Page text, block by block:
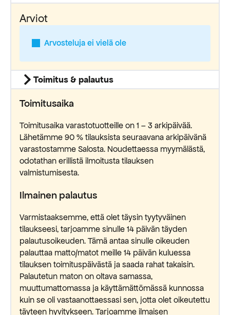
Arviot
Arvosteluja ei vielä ole
Toimitus & palautus
Toimitusaika
Toimitusaika varastotuotteille on 1 – 3 arkipäivää.
Lähetämme 90 % tilauksista seuraavana arkipäivänä
varastostamme Salosta. Noudettaessa myymälästä,
odotathan erillistä ilmoitusta tilauksen
valmistumisesta.
Ilmainen palautus
Varmistaaksemme, että olet täysin tyytyväinen
tilaukseesi, tarjoamme sinulle 14 päivän täyden
palautusoikeuden. Tämä antaa sinulle oikeuden
palauttaa matto/matot meille 14 päivän kuluessa
tilauksen toimituspäivästä ja saada rahat takaisin.
Palautetun maton on oltava samassa,
muuttumattomassa ja käyttämättömässä kunnossa
kuin se oli vastaanottaessasi sen, jotta olet oikeutettu
täyteen hyvitykseen. Tarjoamme ilmaisen